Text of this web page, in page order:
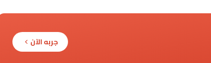
جربه الآن